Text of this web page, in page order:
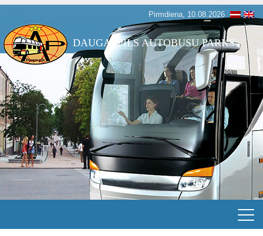
Pirmdiena, 10.08.2026
DAUGAVPILS AUTOBUSU PARKS